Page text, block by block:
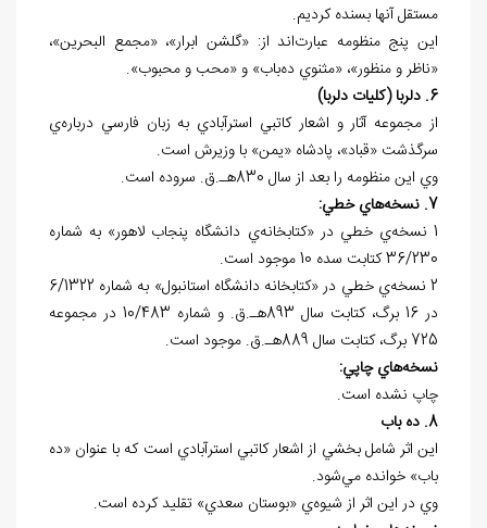
مستقل آنها بسنده کرديم.
اين پنج منظومه عبارت‌اند از: «گلشن ابرار»، «مجمع البحرين»،
«ناظر و منظور»، «مثنوي ده‌باب» و «محب و محبوب».
6. دلربا (کليات دلربا)
از مجموعه آثار و اشعار کاتبي استرآبادي به زبان فارسي درباره‌ي
سرگذشت «قباد»، پادشاه «يمن» با وزيرش است.
وي اين منظومه را بعد از سال 830هـ.ق. سروده است.
7. نسخه
هاي خطي:
1 نسخه‌ي خطي در «کتابخانه‌ي دانشگاه پنجاب لاهور» به شماره
36/230 کتابت سده 10 موجود است.
2 نسخه‌ي خطي در «کتابخانه دانشگاه استانبول» به شماره 6/1322
در 16 برگ، کتابت سال 893هـ.ق. و شماره 10/483 در مجموعه
725 برگ، کتابت سال 889هـ.ق. موجود است.
نسخههاي چاپي:
چاپ نشده است.
8. ده باب
اين اثر شامل بخشي از اشعار کاتبي استرآبادي است که با عنوان «ده
باب» خوانده مي‌شود.
وي در اين اثر از شيوه‌ي «بوستان سعدي» تقليد کرده است.